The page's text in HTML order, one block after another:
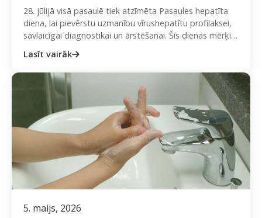
28. jūlijā visā pasaulē tiek atzīmēta Pasaules hepatīta
diena, lai pievērstu uzmanību vīrushepatītu profilaksei,
savlaicīgai diagnostikai un ārstēšanai. Šīs dienas mērķis
Lasīt vairāk
5. maijs, 2026